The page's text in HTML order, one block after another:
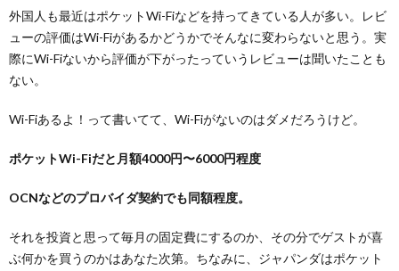
外国人も最近はポケットWi-Fiなどを持ってきている人が多い。レビ
ューの評価はWi-Fiがあるかどうかでそんなに変わらないと思う。実
際にWi-Fiないから評価が下がったっていうレビューは聞いたことも
ない。
Wi-Fiあるよ！って書いてて、Wi-Fiがないのはダメだろうけど。
ポケットWi-Fiだと月額4000円〜6000円程度
OCNなどのプロバイダ契約でも同額程度。
それを投資と思って毎月の固定費にするのか、その分でゲストが喜
ぶ何かを買うのかはあなた次第。ちなみに、ジャパンダはポケット